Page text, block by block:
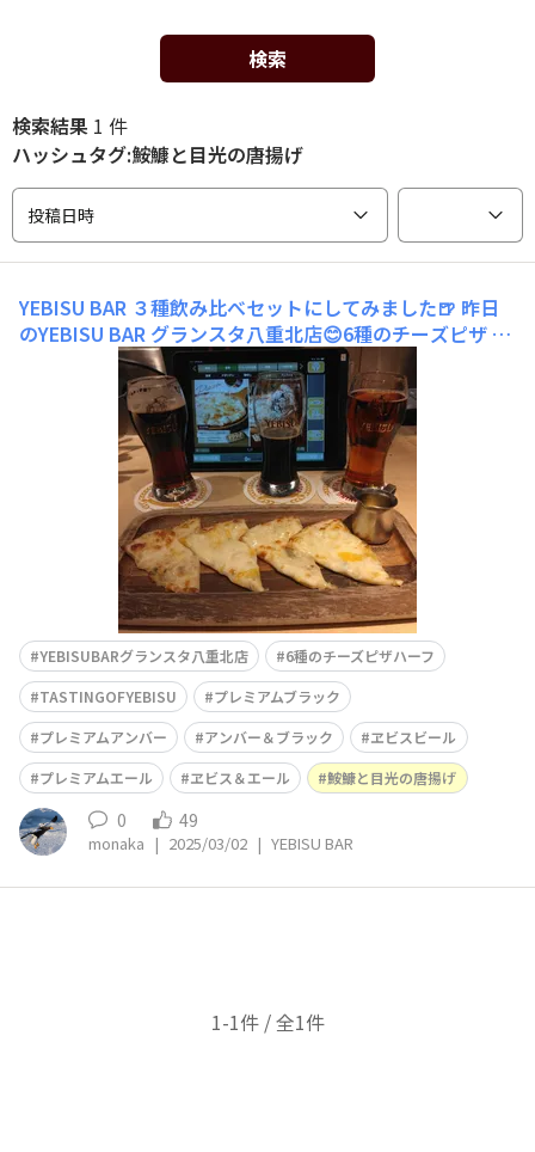
検索
検索結果 1 件
ハッシュタグ:鮟鱇と目光の唐揚げ
投稿日時
YEBISU BAR ３種飲み比べセットにしてみました🍺 昨日
のYEBISU BAR グランスタ八重北店😊6種のチーズピザ ハ
ーフをつまみに、3種飲み比べセットに🍺TASTING OF YE
BISU 2セットオーダー、プレミアムアンバー、プレミア
ムブラック、そして自分でアンバー＆ブラックを😁その
後、焦香の空きグラスを使って自分でヱビス＆エール
も、、、昨日ま
YEBISUBARグランスタ八重北店
6種のチーズピザハーフ
TASTINGOFYEBISU
プレミアムブラック
プレミアムアンバー
アンバー＆ブラック
ヱビスビール
プレミアムエール
ヱビス＆エール 鮟鱇と目光の唐揚げ
0 49
monaka | 2025/03/02 | YEBISU BAR
1-1件 / 全1件